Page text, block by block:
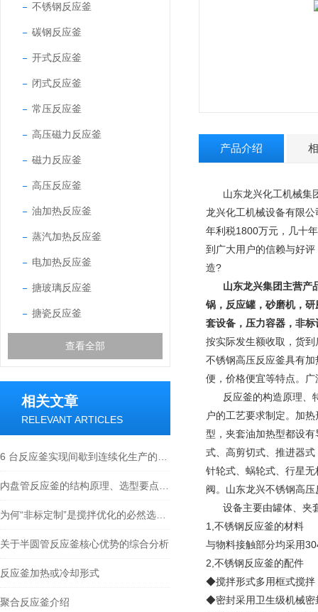
不锈钢反应釜
碳钢反应釜
开式反应釜
闭式反应釜
常压反应釜
高压磁力反应釜
磁力反应釜
高压反应釜
油加热反应釜
蒸汽加热反应釜
电加热反应釜
搪玻璃反应釜
搪瓷反应釜
查看全部
相关文章
RELEVANT ARTICLES
关于半圆管反应釜核心优势的综合分析
反应釜加热或冷却形式
聚合反应釜介绍
产品介绍
山东龙兴化工机械集团
龙兴化工机械设备有限
年利税1800万元，几十
到广大用户的信赖与好
造?
山东龙兴集团主营产
锅，反应罐，砂磨机，
套设备，压力容器，非标
按实际发生额收取，货
不锈钢高压反应釜具有
便，价格便宜等特点。
反应釜的构造原理、特
户的工艺要求制定。加
型，夹套油加热型都设
式、高剪切式、推进器
针轮式、蜗轮式、行星
阀。 山东龙兴不锈钢高
设备主要由罐体、夹
1,不锈钢反应釜的材料
与物料接触部分均采用
2,不锈钢反应釜的配件
◆搅拌形式多用框式搅拌
◆密封采用卫生级机械密